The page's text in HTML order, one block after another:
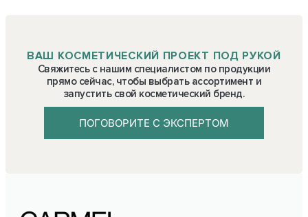
ВАШ КОСМЕТИЧЕСКИЙ ПРОЕКТ ПОД РУКОЙ
Свяжитесь с нашим специалистом по продукции
прямо сейчас, чтобы выбрать ассортимент и
запустить свой косметический бренд.
ПОГОВОРИТЕ С ЭКСПЕРТОМ